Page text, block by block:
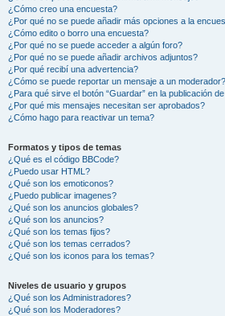
¿Cómo creo una encuesta?
¿Por qué no se puede añadir más opciones a la
¿Cómo edito o borro una encuesta?
¿Por qué no se puede acceder a algún foro?
¿Por qué no se puede añadir archivos adjuntos?
¿Por qué recibí una advertencia?
¿Cómo se puede reportar un mensaje a un moderador?
¿Para qué sirve el botón “Guardar” en la publicación
¿Por qué mis mensajes necesitan ser aprobados?
¿Cómo hago para reactivar un tema?
Formatos y tipos de temas
¿Qué es el código BBCode?
¿Puedo usar HTML?
¿Qué son los emoticonos?
¿Puedo publicar imagenes?
¿Qué son los anuncios globales?
¿Qué son los anuncios?
¿Qué son los temas fijos?
¿Qué son los temas cerrados?
¿Qué son los iconos para los temas?
Niveles de usuario y grupos
¿Qué son los Administradores?
¿Qué son los Moderadores?